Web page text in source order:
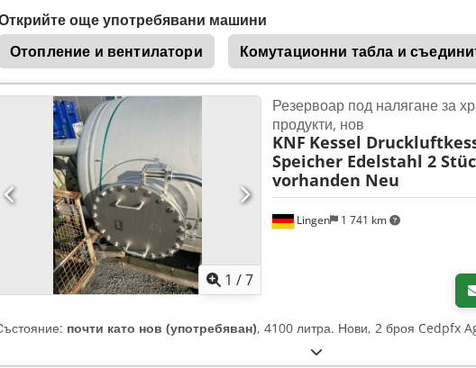
още употребявани машини
Отопление и вентилатори
Комутационни табла и
1 /7
Lingen 1 741 km
Резервоар под налягане за
продукти, нов
KNF Kessel
Speicher Edelstahl 2
vorhanden Neu
почти като нов (употребяван), 4100 литра. Нови, 2 броя Cedpfx